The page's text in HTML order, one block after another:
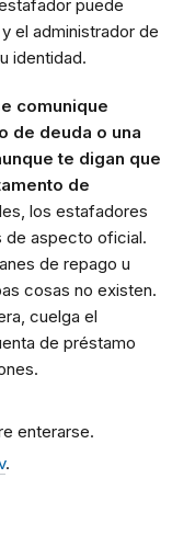
puede
el administrador de
identidad.
comunique
de deuda o una
te digan que
de
los estafadores
de aspecto oficial.
de repago u
cosas no existen.
cuelga el
de préstamo
enterarse.
.